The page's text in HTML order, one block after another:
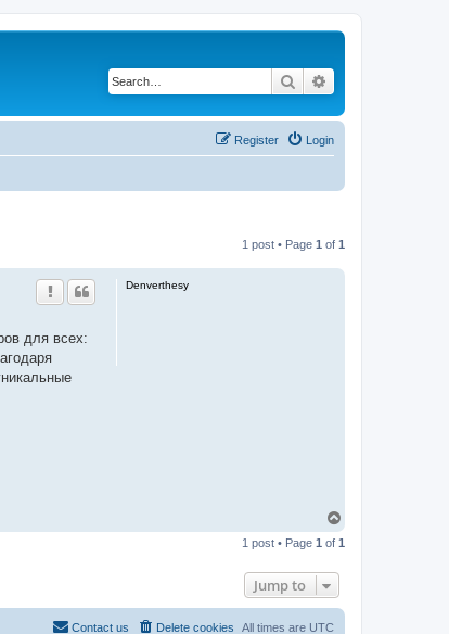
Search
Login
Register
1 post • Page 1 of 1
Denverthesy
для всех:
p
1 post • Page 1 of 1
Jump to
All times are UTC
Delete cookies
Contact us